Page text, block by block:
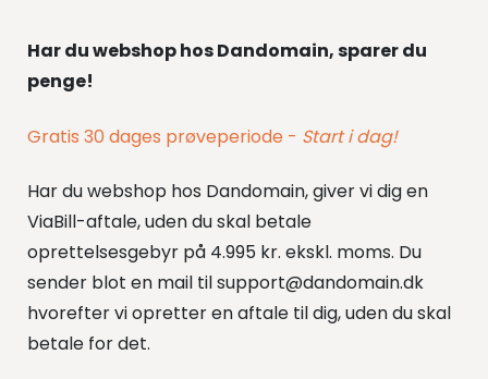
Har du webshop hos Dandomain, sparer du
penge!
Gratis 30 dages prøveperiode - Start i dag!
Har du webshop hos Dandomain, giver vi dig en
ViaBill-aftale, uden du skal betale
oprettelsesgebyr på 4.995 kr. ekskl. moms. Du
sender blot en mail til support@dandomain.dk
hvorefter vi opretter en aftale til dig, uden du skal
betale for det.